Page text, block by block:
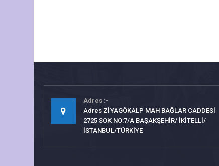
Adres
Adres ZİYAGÖKALP MAH BAĞLAR CADDESİ
2725 SOK NO:7/A BAŞAKŞEHİR/ İKİTELLİ/
İSTANBUL/TÜRKİYE